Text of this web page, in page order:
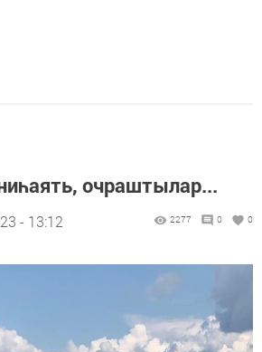
очраштылар...
- 13:12 2277 0 0